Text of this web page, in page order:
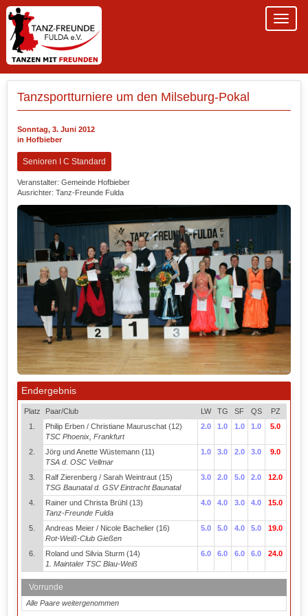
Tanzsportturniere um den Milseburg-Pokal
Sonntag, 3. Juni 2012
in Hofbieber
Senioren I C Standard
Veranstalter: Gemeinde Hofbieber
Ausrichter: Tanz-Freunde Fulda
Endergebnis
Platz Paar/Club LW TG SF QS
PZ
1.
Philip Erben / Christiane Mauruschat (12)
TSC Phoenix, Frankfurt
2.0 1.0 1.0 1.0 5.0
2.
Jörg und Anette Wüstemann (11)
TSA d. OSC Vellmar
1.0 3.0 2.0 3.0 9.0
3.
Ralf Zierenberg / Sarah Weintraut (15)
TSG Baunatal d. GSV Eintracht Baunatal
3.0 2.0 5.0 2.0 12.0
4.
Rainer und Christa Brühl (13)
Tanz-Freunde Fulda
4.0 4.0 3.0 4.0 15.0
5.
Andreas Meier / Nicole Bachelier (16)
Rot-Weiß-Club Gießen
5.0 5.0 4.0 5.0 19.0
6.
Roland und Silvia Sturm (14)
1. Maintaler TSC Blau-Weiß
6.0 6.0 6.0 6.0 24.0
Vorrunde
Alle Paare weitergenommen